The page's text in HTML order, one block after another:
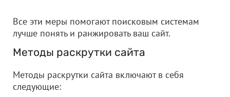
Все эти меры помогают поисковым системам
лучше понять и ранжировать ваш сайт.
Методы раскрутки сайта
Методы раскрутки сайта включают в себя
следующие: